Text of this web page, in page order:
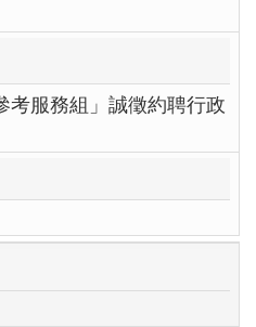
考服務組」誠徵約聘行政